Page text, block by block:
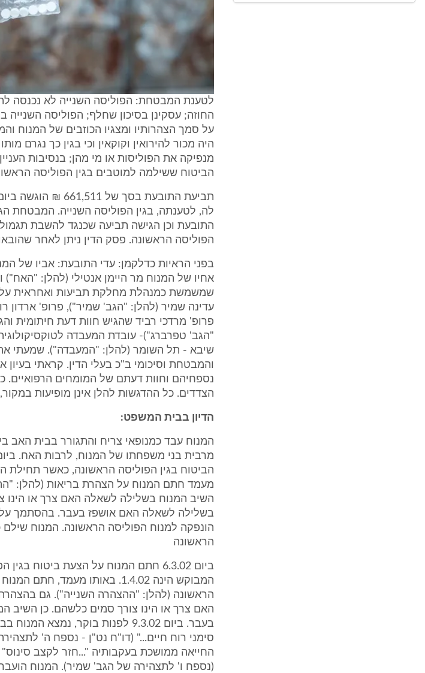
לטענת המבטחת: הפוליסה השנייה לא נכנסה
החוזה; עסקינן בסיכון שחלף; הפוליסה השנייה
על סמך הצהרותיו ומצגיו הכוזבים של המנוח
היה מכור להירואין וקוקאין וכי בגין כך נגרם
מנפיקה את הפוליסות או מי מהן; בנסיבות
הביטוח ששילמה למוטבים בגין הפוליסה
לה, לטענתה, בגין הפוליסה השנייה. המבטחת
התובעת וכן הגישה תביעה שכנגד להשבת
הפוליסה הראשונה. פסק הדין ניתן לאחר
בפני הראיות כדלקמן: עדי התובעת: אביו של
אחיו של המנוח מר היימן אנטילי (להלן:
שמשמשת כמנהלת מחלקת תביעות ואחראית
עדינה שמיר (להלן: "הגב' שמיר"), פרופ' ארדון
פרופ' מרדכי רביד שהגיש חוות דעת חיתומית
"הגב' טפרברג")- עובדת המעבדה לטוקסיקולוגיה
שיבא - תל השומר (להלן: "המעבדה"). שמעתי
והמבטחת וסיכומי ב"כ בעלי הדין. קראתי בעיון
נספחיהם וחוות דעתם של המומחים הרפואיים.
הצדדים. כל ההדגשות להלן אינן מופיעות
הדיון בבית המשפט:
המנוח עבד כמנופאי צריח והתגורר בבית האב
מעמד חתם המנוח על הצהרת בריאות (להלן:
השיב המנוח בשלילה לשאלה האם צרך או הינו
בשלילה לשאלה האם אושפז בעבר. בהסתמך
הונפקה למנוח הפוליסה הראשונה. המנוח
הראשונה
ביום 6.3.02 חתם המנוח על הצעת ביטוח
המבוקש הינה 1.4.02. באותו
הראשונה (להלן: "ההצהרה השנייה"). גם
האם צרך או הינו צורך סמים כלשהם. כן השיב
בעבר. ביום 9.3.02 לפנות בוקר,
סימני רוח חיים..." (דו"ח נט"ן - נספח ה'
החייאה ממושכת בעקבותיה "...חזר לקצב
(נספח ו' לתצהירה של הגב' שמיר). המנוח